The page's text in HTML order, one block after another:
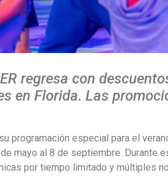
regresa con
en Florida. Las
programación especial para el
mayo al 8 de septiembre. Durante
por tiempo limitado y múltiples